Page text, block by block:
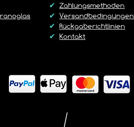
✔ Zahlungsmethoden
✔ Versandbedingungen
✔ Rückgaberichtlinien
✔ Kontakt